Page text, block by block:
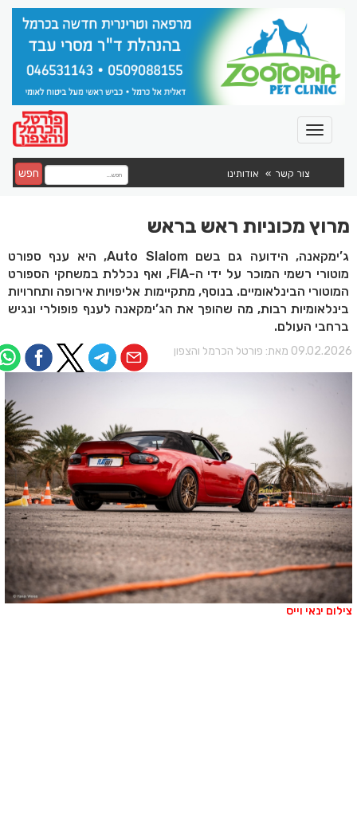
צור קשר אודותינו חפש
מרוץ מכוניות ראש בראש
ג’ימקאנה, הידועה גם בשם Auto Slalom, היא ענף ספורט
מוטורי רשמי המוכר על ידי ה-FIA, ואף נכללת במשחקי הספורט
המוטורי הבינלאומיים. בנוסף, מתקיימות אליפויות אירופה ותחרויות
בינלאומיות רבות, מה שהופך את הג’ימקאנה לענף פופולרי ונגיש
ברחבי העולם.
מאת: פורטל הכרמל והצפון
ינאי וייס